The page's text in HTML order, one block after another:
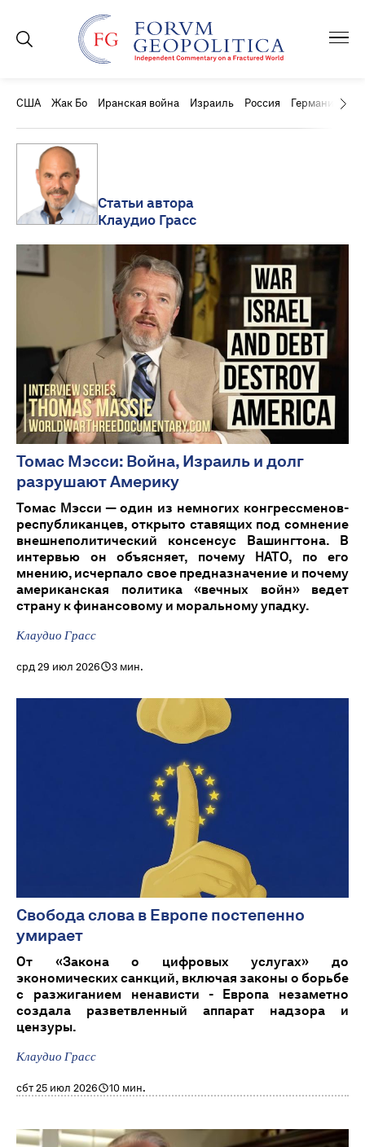
США Жак Бо Иранская война Израиль Россия Германия
Статьи автора
Клаудио Грасс
Томас Мэсси: Война, Израиль и долг
разрушают Америку
Томас Мэсси — один из немногих конгрессменов-
республиканцев, открыто ставящих под сомнение
внешнеполитический консенсус Вашингтона. В
интервью он объясняет, почему НАТО, по его
мнению, исчерпало свое предназначение и почему
американская политика «вечных войн» ведет
страну к финансовому и моральному упадку.
Клаудио Грасс
срд 29 июл 2026 3 мин.
Свобода слова в Европе постепенно
умирает
От «Закона о цифровых услугах» до
экономических санкций, включая законы о борьбе
с разжиганием ненависти - Европа незаметно
создала разветвленный аппарат надзора и
цензуры.
Клаудио Грасс
сбт 25 июл 2026 10 мин.